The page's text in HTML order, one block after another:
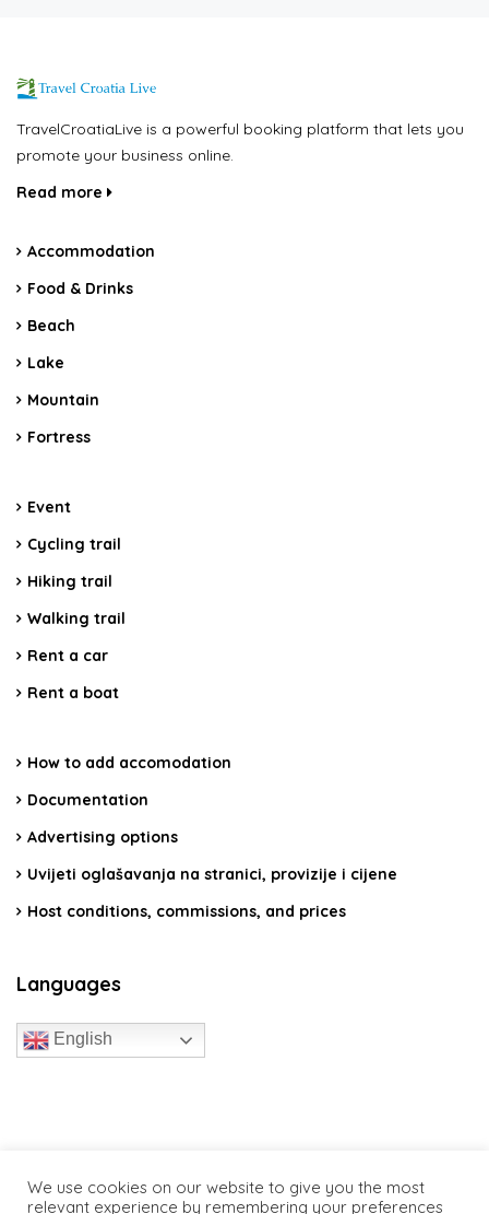
TravelCroatiaLive is a powerful booking platform that lets you
promote your business online.
Read more
Accommodation
Food & Drinks
Beach
Lake
Mountain
Fortress
Event
Cycling trail
Hiking trail
Walking trail
Rent a car
Rent a boat
How to add accomodation
Documentation
Advertising options
Uvijeti oglašavanja na stranici, provizije i cijene
Host conditions, commissions, and prices
Languages
English
We use cookies on our website to give you the most
relevant experience by remembering your preferences